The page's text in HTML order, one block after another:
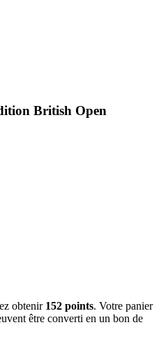
British Open
obtenir 152 points. Votre panier
être converti en un bon de